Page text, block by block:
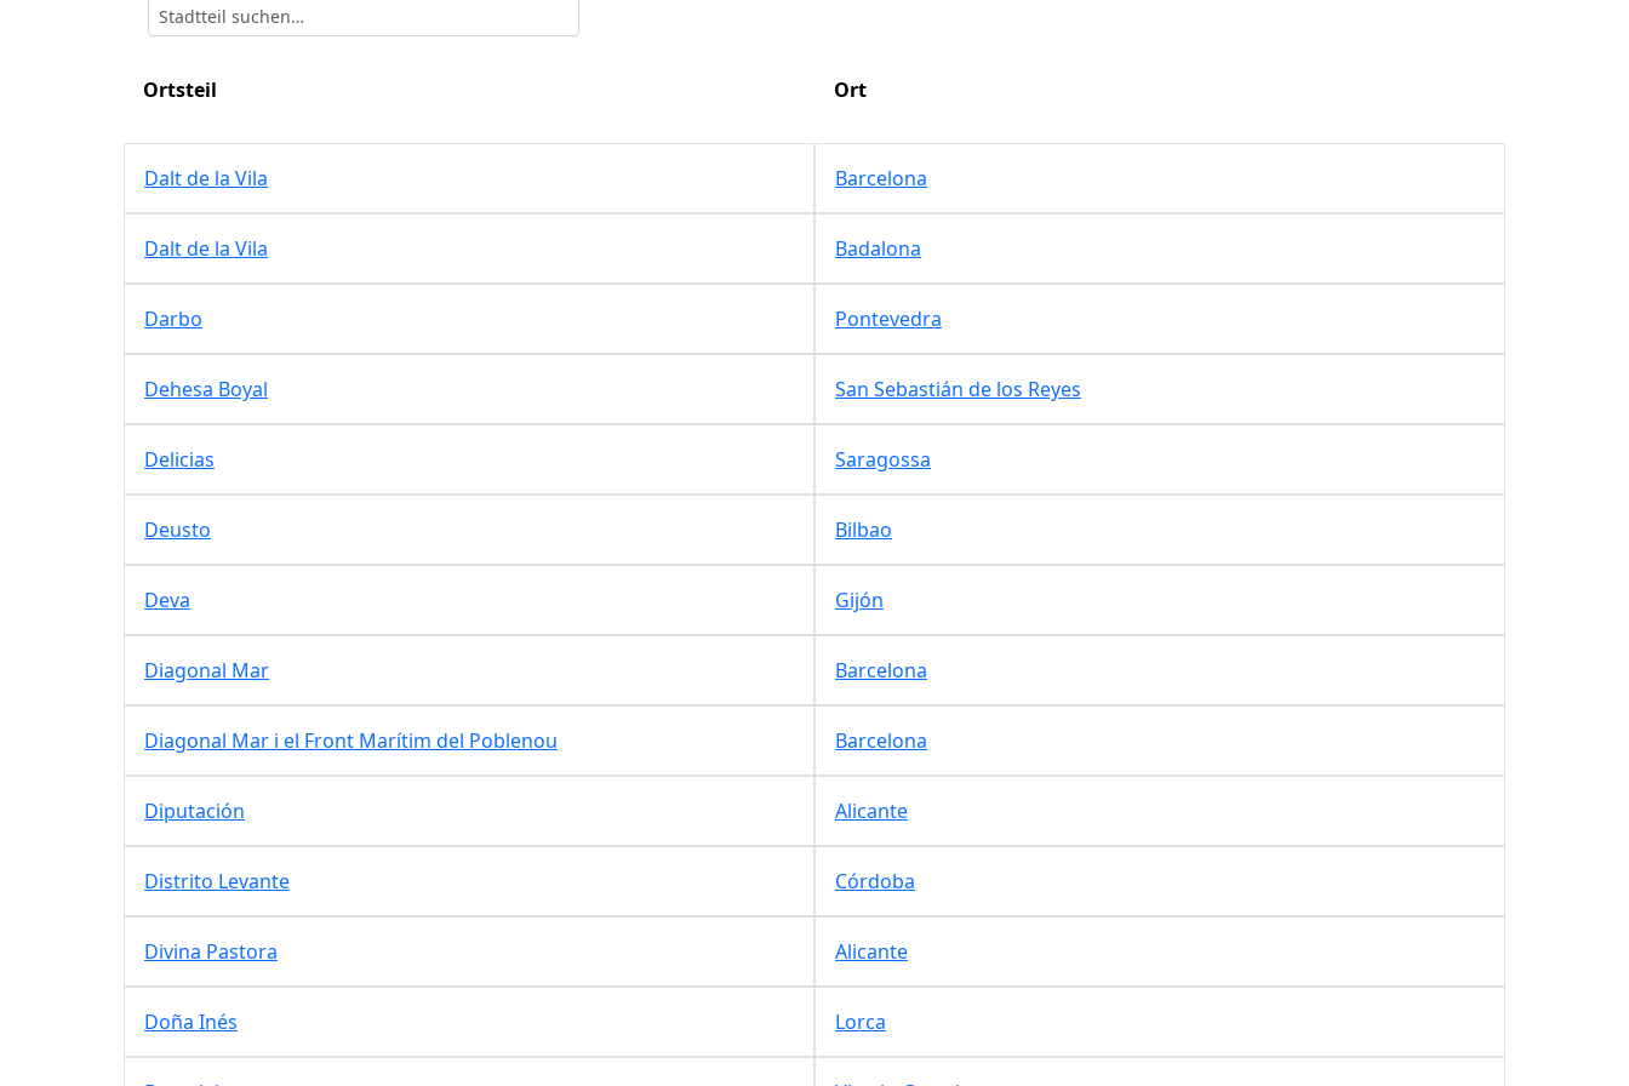
Ortsteil Ort
Dalt de la Vila Barcelona
Dalt de la Vila Badalona
Darbo Pontevedra
Dehesa Boyal San Sebastián de los Reyes
Delicias Saragossa
Deusto Bilbao
Deva Gijón
Diagonal Mar Barcelona
Diagonal Mar i el Front Marítim del Poblenou Barcelona
Diputación Alicante
Distrito Levante Córdoba
Divina Pastora Alicante
Doña Inés Lorca